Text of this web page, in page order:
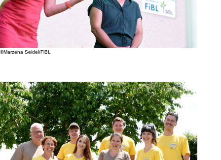
©Marzena Seidel/FiBL